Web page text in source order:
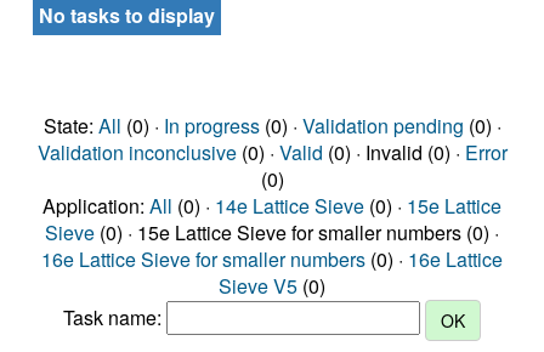
No tasks to display
State: All (0) · In progress(0) · Validation pending (0) ·
Validation inconclusive(0) · Valid (0) · Invalid (0) · Error
(0)
Application: All (0) · 14e Lattice Sieve (0) · 15e Lattice
Sieve (0) · 15e Lattice Sieve for smaller numbers (0) ·
16e Lattice Sieve for smaller numbers (0) · 16e Lattice
Sieve V5 (0)
Task name: